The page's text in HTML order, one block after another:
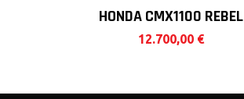
HONDA CMX1100 REBEL
12.700,00 €